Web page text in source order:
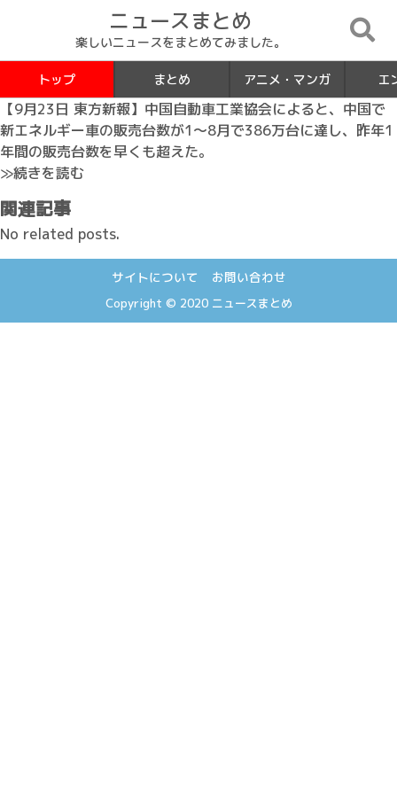
ニュースまとめ
楽しいニュースをまとめてみました。
トップ まとめ アニメ・マンガ エ
【9月23日 東方新報】中国自動車工業協会によると、中国で
新エネルギー車の販売台数が1～8月で386万台に達し、昨年1
年間の販売台数を早くも超えた。
≫続きを読む
関連記事
No related posts.
サイトについて お問い合わせ
Copyright © 2020 ニュースまとめ